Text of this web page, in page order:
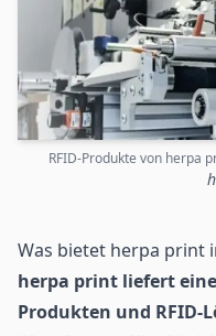
RFID-Produkte von herpa
Was bietet herpa print
herpa print liefert
Produkten und RFID-